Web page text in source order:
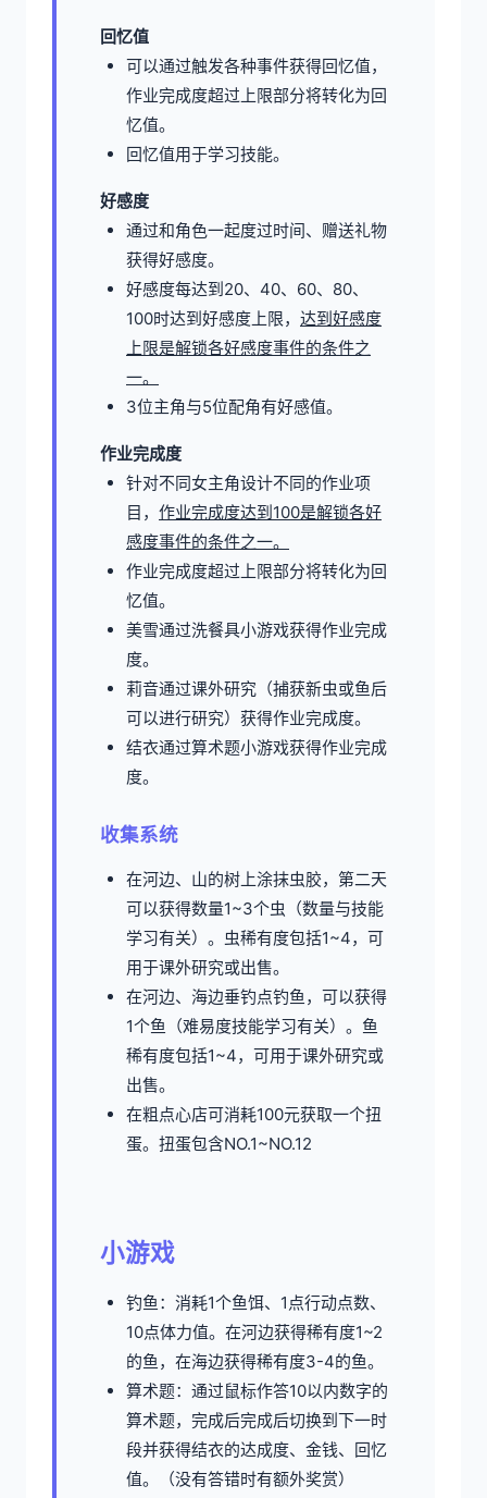
回忆值
可以通过触发各种事件获得回忆值，
作业完成度超过上限部分将转化为回
忆值。
回忆值用于学习技能。
好感度
通过和角色一起度过时间、赠送礼物
获得好感度。
好感度每达到20、40、60、80、
100时达到好感度上限， 达到好感度
上限是解锁各好感度事件的条件之
一。
3位主角与5位配角有好感值。
作业完成度
针对不同女主角设计不同的作业项
目， 作业完成度达到100是解锁各好
感度事件的条件之一。
作业完成度超过上限部分将转化为回
忆值。
美雪通过洗餐具小游戏获得作业完成
度。
莉音通过课外研究（捕获新虫或鱼后
可以进行研究）获得作业完成度。
结衣通过算术题小游戏获得作业完成
度。
收集系统
在河边、山的树上涂抹虫胶，第二天
可以获得数量1~3个虫（数量与技能
学习有关）。虫稀有度包括1~4，可
用于课外研究或出售。
在河边、海边垂钓点钓鱼，可以获得
1个鱼（难易度技能学习有关）。鱼
稀有度包括1~4，可用于课外研究或
出售。
在粗点心店可消耗100元获取一个扭
蛋。扭蛋包含NO.1~NO.12
小游戏
钓鱼：消耗1个鱼饵、1点行动点数、
10点体力值。在河边获得稀有度1~2
的鱼，在海边获得稀有度3-4的鱼。
算术题：通过鼠标作答10以内数字的
算术题，完成后完成后切换到下一时
段并获得结衣的达成度、金钱、回忆
值。（没有答错时有额外奖赏）